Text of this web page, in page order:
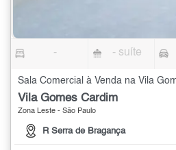
- - suíte
Sala Comercial à Venda na Vila
Vila Gomes Cardim
Zona Leste - São Paulo
R Serra de Bragança